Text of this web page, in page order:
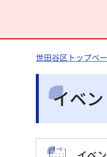
世田谷区トップペ
イベ